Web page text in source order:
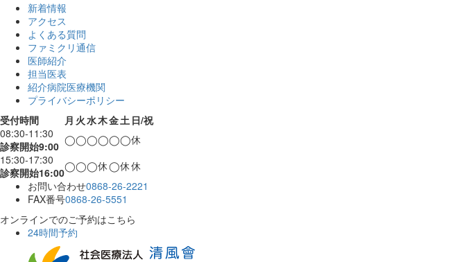
新着情報
アクセス
よくある質問
ファミクリ通信
医師紹介
担当医表
紹介病院医療機関
プライバシーポリシー
受付時間
月 火水木金土 日/祝
08:30-11:30
診察開始9:00 ◯◯◯◯◯◯休
15:30-17:30
診察開始16:00◯◯◯休◯休休
お問い合わせ0868-26-2221
FAX番号0868-26-5551
オンラインでのご予約はこちら
24時間予約